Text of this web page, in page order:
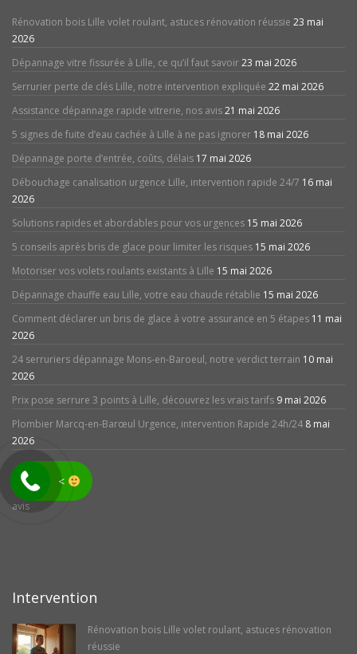
Rénovation bois Lille volet roulant, astuces rénovation réussie 23 mai
2026
Dépannage vitre fissurée à Lille, ce qu’il faut savoir23 mai 2026
Serrurier perte de clés Lille, notre intervention expliquée 22 mai 2026
Assistance dépannage rapide vitrerie, nos avis21 mai 2026
5 signes de fuite d’eau cachée à Lille à ne pas ignorer 18 mai 2026
Dépannage porte d’entrée, coûts, délais 17 mai 2026
Débouchage canalisation urgence Lille, intervention rapide 24/7 16 mai
2026
Solutions rapides et abordables pour vos urgences 15 mai 2026
5 conseils après bris de glace pour limiter les risques 15 mai 2026
Motoriser vos volets roulants existants à Lille 15 mai 2026
Dépannage chauffe eau Lille, votre eau chaude rétablie 15 mai 2026
Comment déclarer un bris de glace à votre assurance en 5 étapes 11 mai
2026
24 serruriers dépannage Mons-en-Baroeul, notre verdict terrain 10 mai
2026
Prix pose serrure 3 points à Lille, découvrez les vrais tarifs 9 mai 2026
Plombier Marcq-en-Barœul Urgence, intervention Rapide 24h/24 8 mai
2026
avis
Intervention
Rénovation bois Lille volet roulant, astuces rénovation
réussie
<